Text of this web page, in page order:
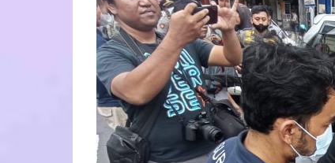
Timur